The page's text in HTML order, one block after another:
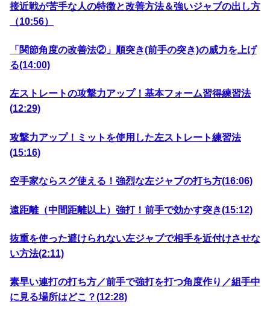
接近戦が苦手な人の特徴と改善方法＆強いジャブの出し方
（10:56）
「関節角度の改善法②」 順突き(前手の突き)の威力を上げ
る(14:00)
左ストレートの攻撃力アップ！基本フォーム習得練習法
(12:29)
攻撃力アップ！ミットを使用した左ストレート練習法
(15:16)
空手家ならスグ使える！強烈な左ジャブの打ち方(16:06)
遠距離（中間距離以上）強打！前手で効かす突き(15:12)
抜重を使った避けられない左ジャブで相手を近付けさせな
い方法(2:11)
素早い連打の打ち方／前手で強打を打つ角度作り／組手中
に見る場所はどこ？(12:28)